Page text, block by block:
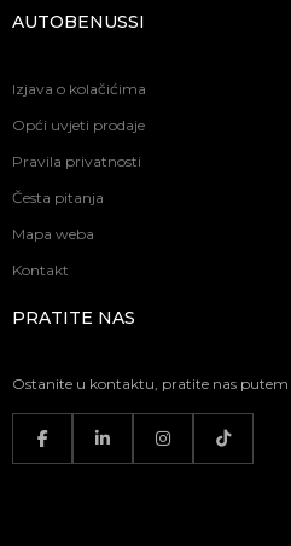
AUTOBENUSSI
Izjava o kolačićima
Opći uvjeti prodaje
Pravila privatnosti
Česta pitanja
Mapa weba
Kontakt
PRATITE NAS
Ostanite u kontaktu, pratite nas